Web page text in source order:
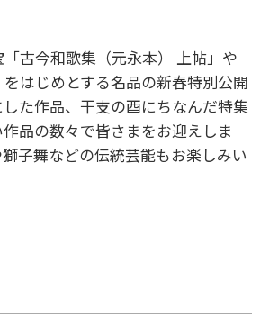
古今和歌集（元永本） 上帖」や
はじめとする名品の新春特別公開
た作品、干支の酉にちなんだ特集
品の数々で皆さまをお迎えしま
子舞などの伝統芸能もお楽しみい